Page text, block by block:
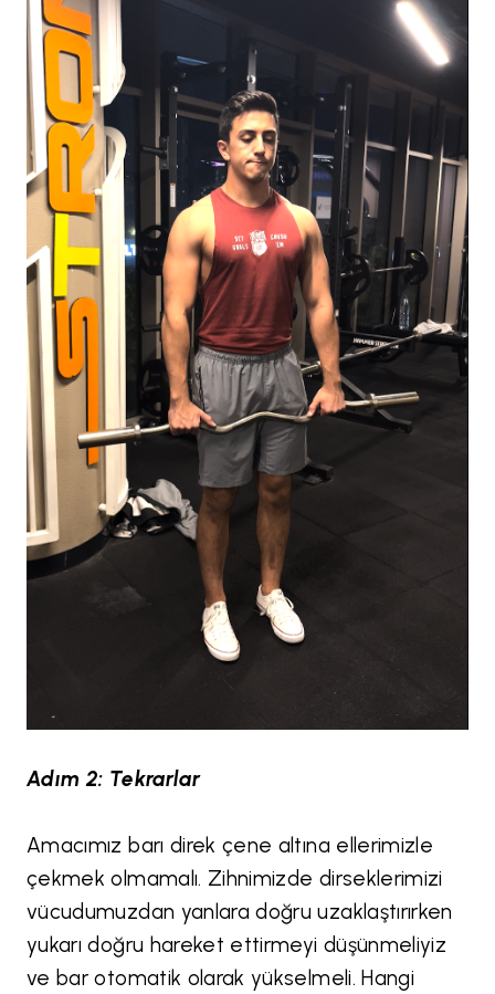
Adım 2: Tekrarlar
Amacımız barı direk çene altına ellerimizle
çekmek olmamalı. Zihnimizde dirseklerimizi
vücudumuzdan yanlara doğru uzaklaştırırken
yukarı doğru hareket ettirmeyi düşünmeliyiz
ve bar otomatik olarak yükselmeli. Hangi